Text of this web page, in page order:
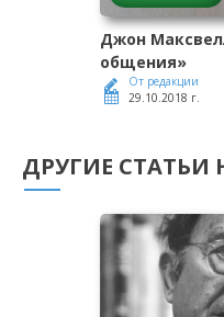
Джон
общения»
От редакции
29.10.2018 г.
ДРУГИЕ СТАТЬИ